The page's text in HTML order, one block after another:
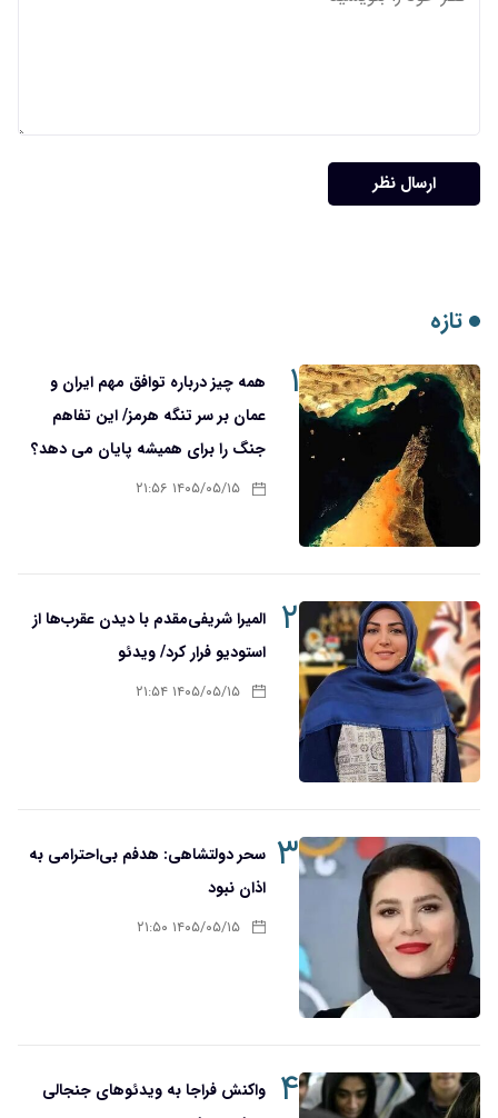
ارسال نظر
تازه
۱
همه چیز درباره توافق مهم ایران و
عمان بر سر تنگه هرمز/ این تفاهم
جنگ را برای همیشه پایان می دهد؟
۱۴۰۵/۰۵/۱۵ ۲۱:۵۶
۲
المیرا شریفی‌مقدم با دیدن عقرب‌ها از
استودیو فرار کرد/ ویدئو
۱۴۰۵/۰۵/۱۵ ۲۱:۵۴
۳ سحر دولتشاهی: هدفم بی‌احترامی به
اذان نبود
۱۴۰۵/۰۵/۱۵ ۲۱:۵۰
۴
واکنش فراجا به ویدئوهای جنجالی